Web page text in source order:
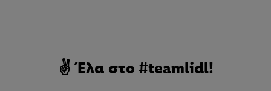
✌ Έλα στο #teamlidl!